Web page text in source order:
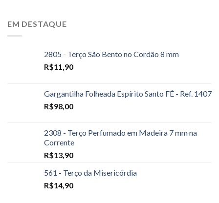
EM DESTAQUE
2805 - Terço São Bento no Cordão 8 mm
R$11,90
Gargantilha Folheada Espírito Santo FÉ - Ref. 1407
R$98,00
2308 - Terço Perfumado em Madeira 7 mm na
Corrente
R$13,90
561 - Terço da Misericórdia
R$14,90